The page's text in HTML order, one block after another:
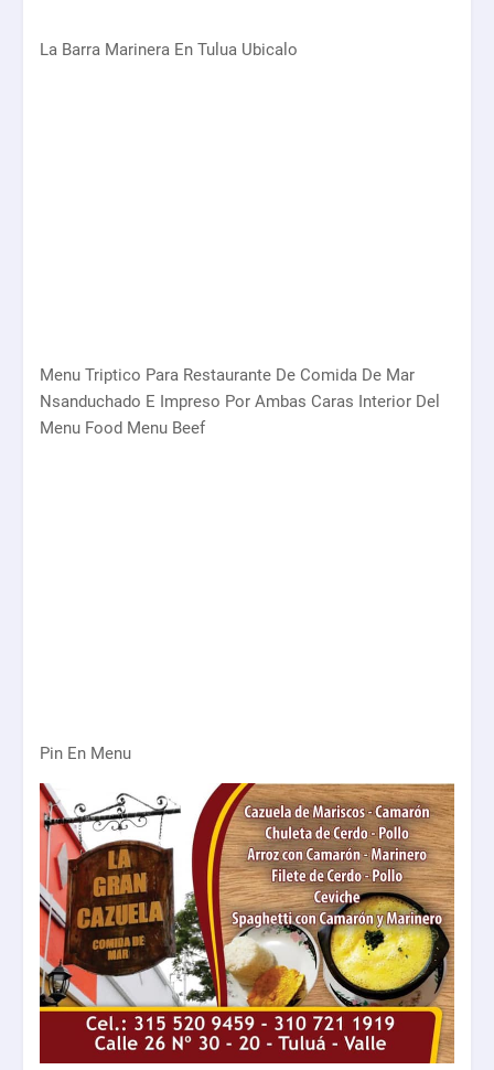
La Barra Marinera En Tulua Ubicalo
Menu Triptico Para Restaurante De Comida De Mar
Nsanduchado E Impreso Por Ambas Caras Interior Del
Menu Food Menu Beef
Pin En Menu